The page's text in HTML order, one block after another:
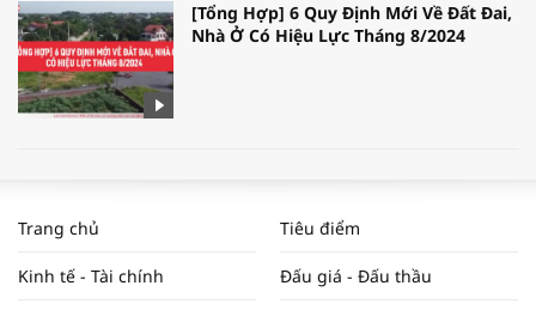
[Tổng Hợp] 6 Quy Định Mới Về Đất Đai,
Nhà Ở Có Hiệu Lực Tháng 8/2024
NAM NĂM 2024 VÀ NĂM 2025 | NHỊP
ĐẬP THỊ TRƯỜNG #62
Trang chủ Tiêu điểm
Kinh tế - Tài chính Đấu giá - Đấu thầu